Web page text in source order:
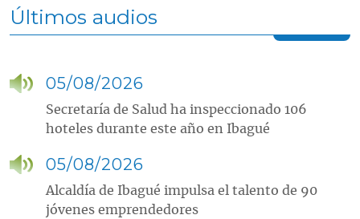
Últimos audios
05/08/2026
Secretaría de Salud ha inspeccionado 106
hoteles durante este año en Ibagué
05/08/2026
Alcaldía de Ibagué impulsa el talento de 90
jóvenes emprendedores